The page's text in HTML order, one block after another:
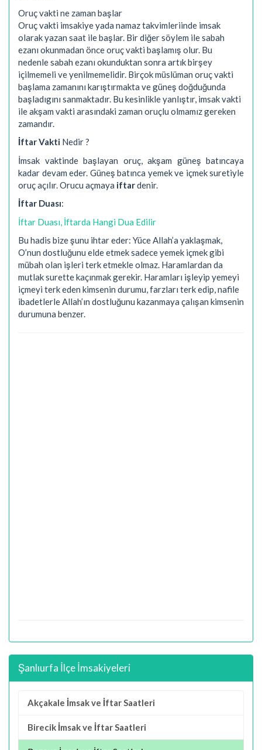
Oruç vakti ne zaman başlar
Oruç vakti imsakiye yada namaz takvimleriinde imsak
olarak yazan saat ile başlar. Bir diğer söylem ile sabah
ezanı okunmadan önce oruç vakti başlamış olur. Bu
nedenle sabah ezanı okunduktan sonra artık birşey
içilmemeli ve yenilmemelidir. Birçok müslüman oruç vakti
başlama zamanını karıştırmakta ve güneş doğduğunda
başladıgını sanmaktadır. Bu kesinlikle yanlıştır, imsak vakti
ile akşam vakti arasındaki zaman oruçlu olmamız gereken
zamandır.
İftar Vakti Nedir ?
İmsak vaktinde başlayan oruç, akşam güneş batıncaya
kadar devam eder. Güneş batınca yemek ve içmek suretiyle
oruç açılır. Orucu açmaya iftardenir.
İftar Duası:
İftar Duası, İftarda Hangi Dua Edilir
Bu hadis bize şunu ihtar eder: Yüce Allah’a yaklaşmak,
O’nun dostluğunu elde etmek sadece yemek içmek gibi
mübah olan işleri terk etmekle olmaz. Haramlardan da
mutlak surette kaçınmak gerekir. Haramları işleyip yemeyi
içmeyi terk eden kimsenin durumu, farzları terk edip, nafile
ibadetlerle Allah’ın dostluğunu kazanmaya çalışan kimsenin
durumuna benzer.
Şanlıurfa İlçe İmsakiyeleri
Akçakale İmsak ve İftar Saatleri
Birecik İmsak ve İftar Saatleri